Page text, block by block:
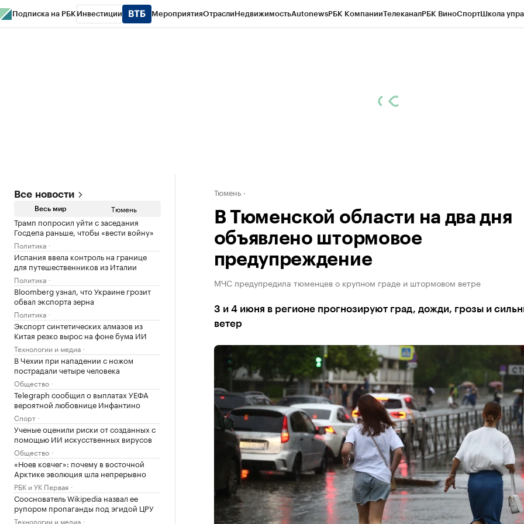
Подписка на РБК Инвестиции МероприятияОтраслиНедвижимостьAutonewsРБК КомпанииТелеканалРБК ВиноСпортШкола
Все новости
Весь мир Тюмень
Трамп попросил уйти с заседания
Госдепа раньше, чтобы «вести войну»
Политика
Испания ввела контроль на границе
для путешественников из Италии
Политика
Bloomberg узнал, что Украине грозит
обвал экспорта зерна
Политика
Экспорт синтетических алмазов из
Китая резко вырос на фоне бума ИИ
Технологии и медиа
В Чехии при нападении с ножом
пострадали четыре человека
Общество
Telegraph сообщил о выплатах УЕФА
вероятной любовнице Инфантино
Спорт
Ученые оценили риски от созданных с
помощью ИИ искусственных вирусов
Общество
«Ноев ковчег»: почему в восточной
Арктике эволюция шла непрерывно
РБК и УК Первая
Сооснователь Wikipedia назвал ее
рупором пропаганды под эгидой ЦРУ
Технологии и медиа
Тюмень
В Тюменской области на два дня
объявлено штормовое
предупреждение
МЧС предупредила тюменцев о крупном граде и штормовом ветре
3 и 4 июня в регионе прогнозируют град, дожди, грозы и
ветер